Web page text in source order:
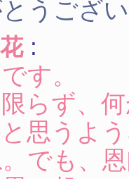
とうござ
:
す。
らず、
思うよ
でも、